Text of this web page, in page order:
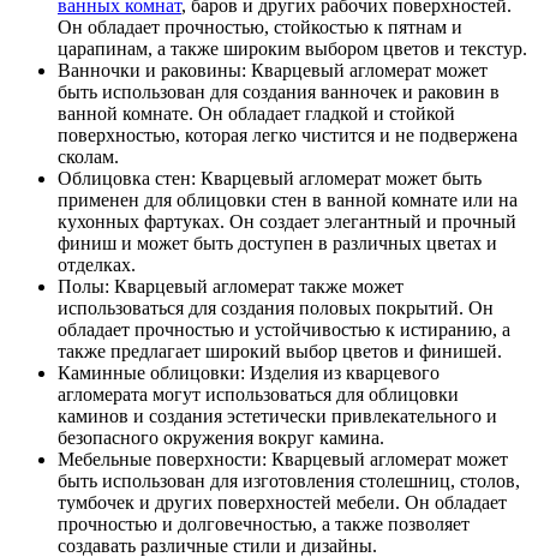
ванных комнат, баров и других рабочих поверхностей.
Он обладает прочностью, стойкостью к пятнам и
царапинам, а также широким выбором цветов и текстур.
Ванночки и раковины: Кварцевый агломерат может
быть использован для создания ванночек и раковин в
ванной комнате. Он обладает гладкой и стойкой
поверхностью, которая легко чистится и не подвержена
сколам.
Облицовка стен: Кварцевый агломерат может быть
применен для облицовки стен в ванной комнате или на
кухонных фартуках. Он создает элегантный и прочный
финиш и может быть доступен в различных цветах и
отделках.
Полы: Кварцевый агломерат также может
использоваться для создания половых покрытий. Он
обладает прочностью и устойчивостью к истиранию, а
также предлагает широкий выбор цветов и финишей.
Каминные облицовки: Изделия из кварцевого
агломерата могут использоваться для облицовки
каминов и создания эстетически привлекательного и
безопасного окружения вокруг камина.
Мебельные поверхности: Кварцевый агломерат может
быть использован для изготовления столешниц, столов,
тумбочек и других поверхностей мебели. Он обладает
прочностью и долговечностью, а также позволяет
создавать различные стили и дизайны.